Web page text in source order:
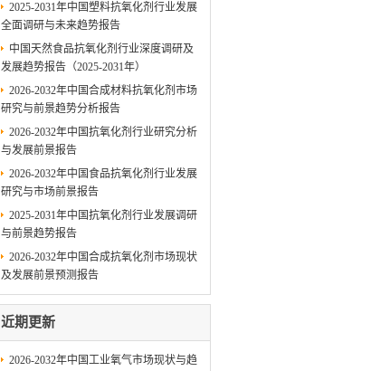
2025-2031年中国塑料抗氧化剂行业发展
全面调研与未来趋势报告
中国天然食品抗氧化剂行业深度调研及
发展趋势报告（2025-2031年）
2026-2032年中国合成材料抗氧化剂市场
研究与前景趋势分析报告
2026-2032年中国抗氧化剂行业研究分析
与发展前景报告
2026-2032年中国食品抗氧化剂行业发展
研究与市场前景报告
2025-2031年中国抗氧化剂行业发展调研
与前景趋势报告
2026-2032年中国合成抗氧化剂市场现状
及发展前景预测报告
近期更新
2026-2032年中国工业氧气市场现状与趋